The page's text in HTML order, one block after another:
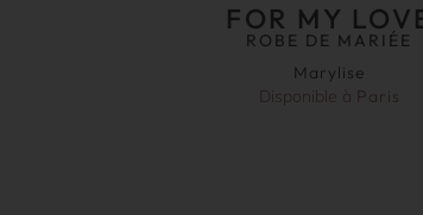
FOR MY
ROBE DE MARIÉE
Marylise
Disponible à Paris